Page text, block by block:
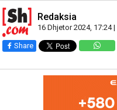
Redaksia
16 Dhjetor 2024, 17:24 |
Share